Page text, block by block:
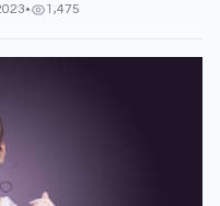
• 1,475